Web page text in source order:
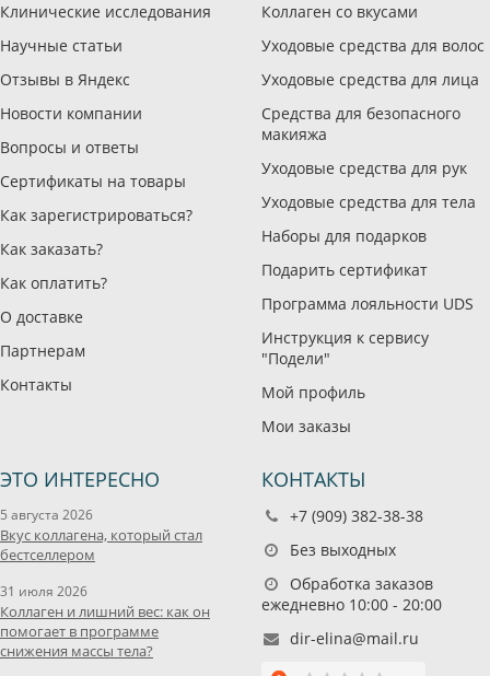
Клинические исследования
Научные статьи
Отзывы в Яндекс
Новости компании
Вопросы и ответы
Сертификаты на товары
Как зарегистрироваться?
Как заказать?
Как оплатить?
О доставке
Партнерам
Контакты
Коллаген со вкусами
Уходовые средства для волос
Уходовые средства для лица
Средства для безопасного
макияжа
Уходовые средства для рук
Уходовые средства для тела
Наборы для подарков
Подарить сертификат
Программа лояльности UDS
Инструкция к сервису
"Подели"
Мой профиль
Мои заказы
ЭТО ИНТЕРЕСНО
5 августа 2026
Вкус коллагена, который стал
бестселлером
31 июля 2026
Коллаген и лишний вес: как он
помогает в программе
снижения массы тела?
КОНТАКТЫ
+7 (909) 382-38-38
Без выходных
Обработка заказов
ежедневно 10:00 - 20:00
dir-elina@mail.ru